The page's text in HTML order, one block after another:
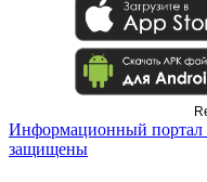
Информационный портал
защищены